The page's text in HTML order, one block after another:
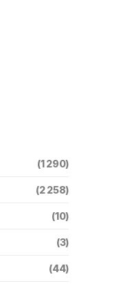
(1 290)
(2 258)
(10)
(3)
(44)